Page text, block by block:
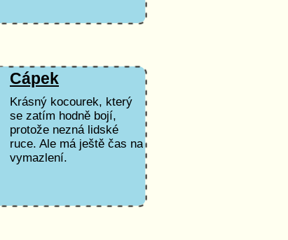
Cápek
Krásný kocourek, který
se zatím hodně bojí,
protože nezná lidské
ruce. Ale má ještě čas na
vymazlení.